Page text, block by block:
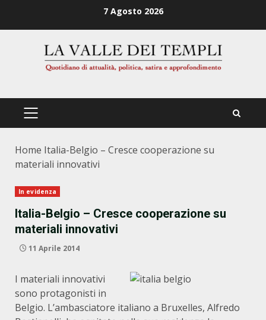
7 Agosto 2026
PRIMÄRES
Home Italia-Belgio – Cresce cooperazione su
materiali innovativi
In evidenza
Italia-Belgio – Cresce cooperazione su
materiali innovativi
11 Aprile 2014
I materiali innovativi
sono protagonisti in
Belgio. L’ambasciatore italiano a Bruxelles, Alfredo